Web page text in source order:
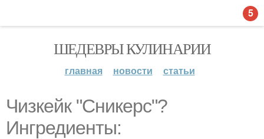
ШЕДЕВРЫ КУЛИНАРИИ
главная новости статьи
Чизкейк "Сникерс"?
Ингредиенты:
5